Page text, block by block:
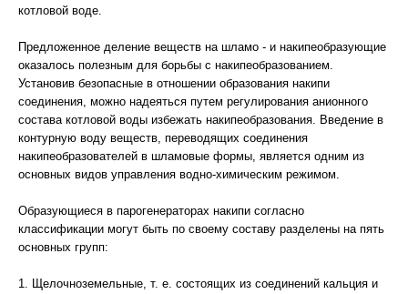
котловой воде.
Предложенное деление веществ на шламо - и накипеобразующие
оказалось полезным для борьбы с накипеобразованием.
Установив безопасные в отношении образования накипи
соединения, можно надеяться путем регулирования анионного
состава котловой воды избежать накипеобразования. Введение в
контурную воду веществ, переводящих соединения
накипеобразователей в шламовые формы, является одним из
основных видов управления водно-химическим режимом.
Образующиеся в парогенераторах накипи согласно
классификации могут быть по своему составу разделены на пять
основных групп:
1. Щелочноземельные, т. е. состоящих из соединений кальция и